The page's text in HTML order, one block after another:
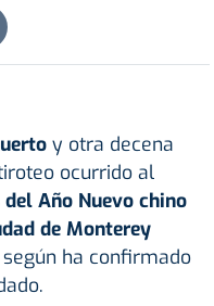
y otra decena
ocurrido al
Año Nuevo chino
de Monterey
según ha confirmado